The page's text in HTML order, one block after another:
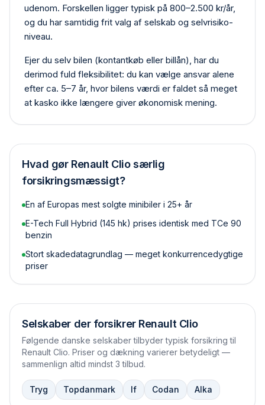
udenom. Forskellen ligger typisk på 800–2.500 kr/år,
og du har samtidig frit valg af selskab og selvrisiko­
niveau.
Ejer du selv bilen (kontant­køb eller billån), har du
derimod fuld fleksibilitet: du kan vælge ansvar alene
efter ca. 5–7 år, hvor bilens værdi er faldet så meget
at kasko ikke længere giver økonomisk mening.
Hvad gør Renault Cliosærlig
forsikringsmæssigt?
En af Europas mest solgte minibiler i 25+ år
E-Tech Full Hybrid (145 hk) prises identisk med TCe 90
benzin
Stort skadedata­grundlag — meget konkurrencedygtige
priser
Selskaber der forsikrer Renault Clio
Følgende danske selskaber tilbyder typisk forsikring til
Renault Clio. Priser og dækning varierer betydeligt —
sammenlign altid mindst 3 tilbud.
Tryg Topdanmark If Codan Alka